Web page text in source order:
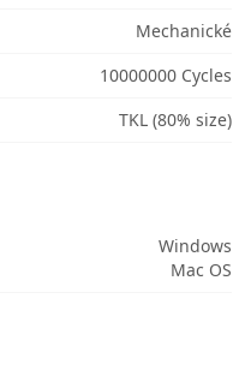
Mechanické
10000000 Cycles
TKL (80% size)
Windows
Mac OS